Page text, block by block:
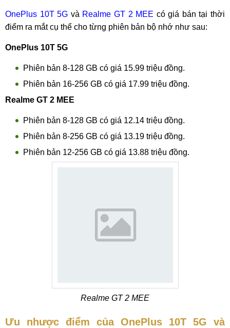
OnePlus 10T 5G và Realme GT 2 MEE có giá bán tại thời
điểm ra mắt cụ thể cho từng phiên bản bộ nhớ như sau:
OnePlus 10T 5G
Phiên bản 8-128 GB có giá 15.99 triệu đồng.
Phiên bản 16-256 GB có giá 17.99 triệu đồng.
Realme GT 2 MEE
Phiên bản 8-128 GB có giá 12.14 triệu đồng.
Phiên bản 8-256 GB có giá 13.19 triệu đồng.
Phiên bản 12-256 GB có giá 13.88 triệu đồng.
Realme GT 2 MEE
Ưu nhược điểm của OnePlus 10T 5G và